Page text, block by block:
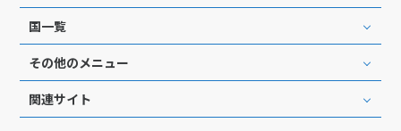
国一覧
その他のメニュー
関連サイト